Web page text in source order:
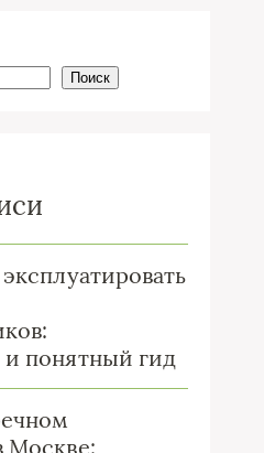
Поиск
и понятный гид
Москве: